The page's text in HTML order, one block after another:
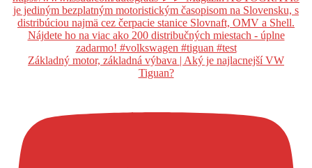
Základný motor, základná výbava | Aký je najlacnejší VW
Tiguan?